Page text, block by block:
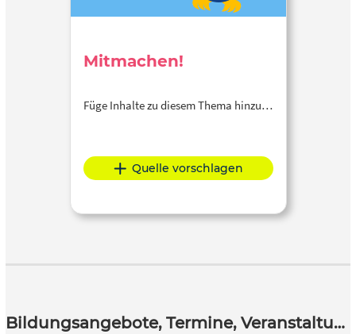
Mitmachen!
Füge Inhalte zu diesem Thema hinzu…
Quelle vorschlagen
Bildungsangebote, Termine, Veranstaltungen